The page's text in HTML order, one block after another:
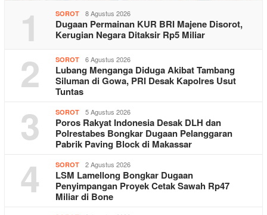
1 SOROT 8 Agustus 2026
Dugaan Permainan KUR BRI Majene Disorot,
Kerugian Negara Ditaksir Rp5 Miliar
2 SOROT 6 Agustus 2026
Lubang Menganga Diduga Akibat Tambang
Siluman di Gowa, PRI Desak Kapolres Usut
Tuntas
3 SOROT 5 Agustus 2026
Poros Rakyat Indonesia Desak DLH dan
Polrestabes Bongkar Dugaan Pelanggaran
Pabrik Paving Block di Makassar
4 SOROT 2 Agustus 2026
LSM Lamellong Bongkar Dugaan
Penyimpangan Proyek Cetak Sawah Rp47
Miliar di Bone